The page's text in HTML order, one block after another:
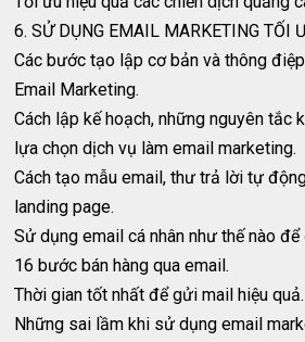
6. SỬ DỤNG EMAIL MARKETING TỐI
Các bước tạo lập cơ bản và thông
Email Marketing.
Cách lập kế hoạch, những nguyên tắc
lựa chọn dịch vụ làm email marketing.
Cách tạo mẫu email, thư trả lời tự
landing page.
Sử dụng email cá nhân như thế nào
16 bước bán hàng qua email.
Thời gian tốt nhất để gửi mail hiệu quả.
Những sai lầm khi sử dụng email